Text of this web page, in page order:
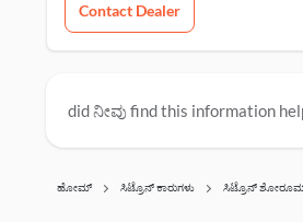
Contact Dealer
did ನೀವು find this information
ಹೋಮ್ ಸಿಟ್ರೊನ್ ಕಾರುಗಳು ಸಿಟ್ರೊನ್